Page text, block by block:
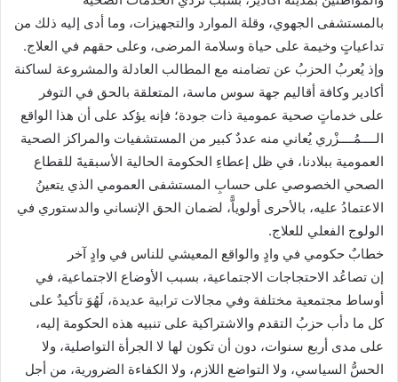
بالمستشفى الجهوي، وقلة الموارد والتجهيزات، وما أدى إليه ذلك من
تداعياتٍ وخيمة على حياة وسلامة المرضى، وعلى حقهم في العلاج.
وإذ يُعربُ الحزبُ عن تضامنه مع المطالب العادلة والمشروعة لساكنة
أكادير وكافة أقاليم جهة سوس ماسة، المتعلقة بالحق في التوفر
على خدماتٍ صحية عمومية ذات جودة؛ فإنه يؤكد على أن هذا الواقع
الــــمُــــزْري يُعاني منه عددٌ كبير من المستشفيات والمراكز الصحية
العمومية ببلادنا، في ظل إعطاءِ الحكومة الحالية الأسبقيةَ للقطاع
الصحي الخصوصي على حسابِ المستشفى العمومي الذي يتعينُ
الاعتمادُ عليه، بالأحرى أولوياًّ، لضمان الحق الإنساني والدستوري في
الولوج الفعلي للعلاج.
خطابٌ حكومي في وادٍ والواقع المعيشي للناس في وادٍ آخر
إن تصاعُد الاحتجاجات الاجتماعية، بسبب الأوضاع الاجتماعية، في
أوساط مجتمعية مختلفة وفي مجالات ترابية عديدة، لَهُوَ تأكيدٌ على
كل ما دأب حزبُ التقدم والاشتراكية على تنبيه هذه الحكومة إليه،
على مدى أربع سنوات، دون أن تكون لها لا الجرأة التواصلية، ولا
الحسُّ السياسي، ولا التواضع اللازم، ولا الكفاءة الضرورية، من أجل